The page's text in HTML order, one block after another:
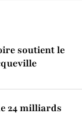
soutient le
24 milliards